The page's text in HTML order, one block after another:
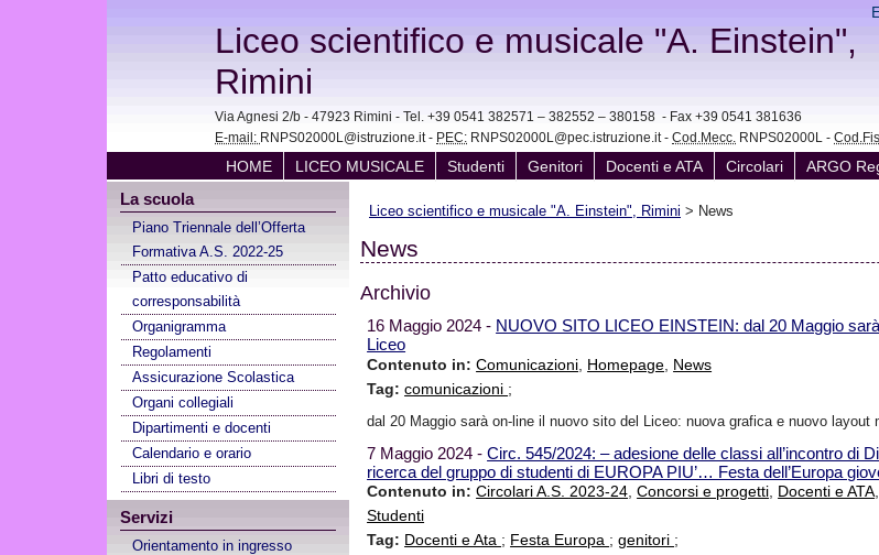
Liceo scientifico e musicale "A. Einstein",
Rimini
Via Agnesi 2/b - 47923 Rimini - Tel. +39 0541 382571 – 382552 – 380158 - Fax +39 0541 381636
E-mail: RNPS02000L@istruzione.it - PEC: RNPS02000L@pec.istruzione.it - Cod.Mecc. RNPS02000L -
HOME LICEO MUSICALE Studenti Genitori Docenti e ATA Circolari ARGO
La scuola
Piano Triennale dell’Offerta
Formativa A.S. 2022-25
Patto educativo di
corresponsabilità
Organigramma
Regolamenti
Assicurazione Scolastica
Organi collegiali
Dipartimenti e docenti
Calendario e orario
Libri di testo
Servizi
Orientamento in ingresso
Liceo scientifico e musicale "A. Einstein", Rimini > News
News
Archivio
16 Maggio 2024 - NUOVO SITO LICEO EINSTEIN: dal 20 Maggio
Liceo
Contenuto in: Comunicazioni Homepage News
Tag: comunicazioni ;
dal 20 Maggio sarà on-line il nuovo sito del Liceo: nuova grafica e nuovo layout
7 Maggio 2024 -Circ. 545/2024: – adesione delle classi all’incontro di
ricerca del gruppo di studenti di EUROPA PIU’… Festa dell’Europa
Contenuto in: Circolari A.S. 2023-24,Concorsi e progetti, Docenti e ATA,
Studenti
Tag: Docenti e Ata ; Festa Europa ;genitori ;